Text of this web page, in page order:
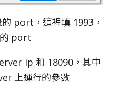
port，這裡填 1993，
port
ip 和 18090，其中
上運行的參數